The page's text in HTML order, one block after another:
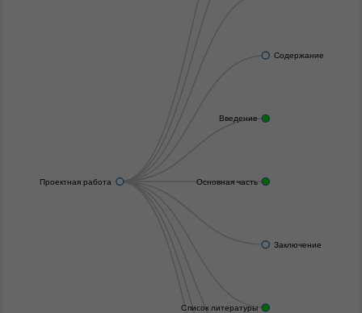
Список литературы
Заключение
Основная часть
Введение
Содержание
Проектная работа